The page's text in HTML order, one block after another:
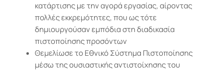
κατάρτισης με την αγορά εργασίας, αίροντας
πολλές εκκρεμότητες, που ως τότε
δημιουργούσαν εμπόδια στη διαδικασία
πιστοποίησης προσόντων
Θεμελίωσε το Εθνικό Σύστημα Πιστοποίησης
μέσω της ουσιαστικής αντιστοίχησης του